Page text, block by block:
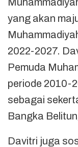
yang akan
2022-2027.
Pemuda
periode 2010-
sebagai
Bangka
Davitri juga